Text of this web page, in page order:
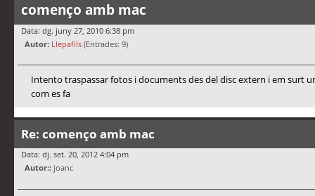
començo amb mac
Data: dg. juny 27, 2010 6:38 pm
Autor: Llepafils (Entrades: 9)
Intento traspassar fotos i documents des del disc extern i em surt
com es fa
Re: començo amb mac
Data: dj. set. 20, 2012 4:04 pm
Autor:: joanc